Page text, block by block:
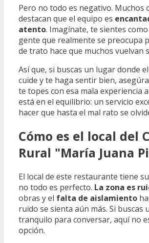
Pero no todo es negativo. Muchos
destacan que el equipo es
atento. Imagínate, te sientes
gente que realmente se preocupa
de trato hace que muchos vuelvan
Así que, si buscas un lugar donde
cuide y te haga sentir bien,
te topes con esa mala experiencia
está en el equilibrio: un servicio
hacer que hasta el mal rato se
Cómo es el local del
Rural "María Juana
El local de este restaurante tiene
no todo es perfecto. La zona es
obras y el falta de aislamiento
ruido se sienta aún más. Si buscas
tranquilo para conversar, aquí no
opción.